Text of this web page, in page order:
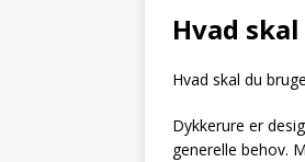
Hvad
Hvad skal du
Dykkerure er
generelle behov.